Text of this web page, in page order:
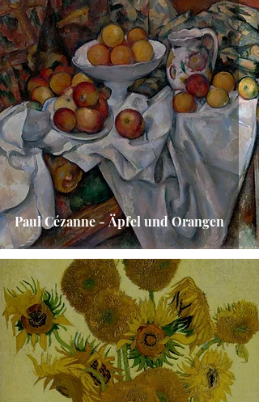
Paul Cézanne - Äpfel und Orangen